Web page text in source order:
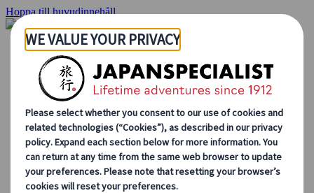
Hoppa till huvudinnehåll
Hemsidan
Resor
Individuellt resande
Gruppresor
Semester med självkörning
Utflykter
Skräddarsydda gruppresor
Japan Rail Pass
Hur vi arbetar
Om oss
Vårt team
Bli en del av vårt team